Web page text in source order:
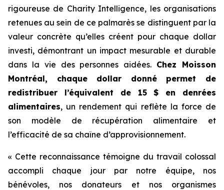
rigoureuse de Charity Intelligence, les organisations
retenues au sein de ce palmarès se distinguent par la
valeur concrète qu’elles créent pour chaque dollar
investi, démontrant un impact mesurable et durable
dans la vie des personnes aidées. Chez Moisson
Montréal, chaque dollar donné permet de
redistribuer l’équivalent de 15 $ en denrées
alimentaires, un rendement qui reflète la force de
son modèle de récupération alimentaire et
l’efficacité de sa chaîne d’approvisionnement.
« Cette reconnaissance témoigne du travail colossal
accompli chaque jour par notre équipe, nos
bénévoles, nos donateurs et nos organismes